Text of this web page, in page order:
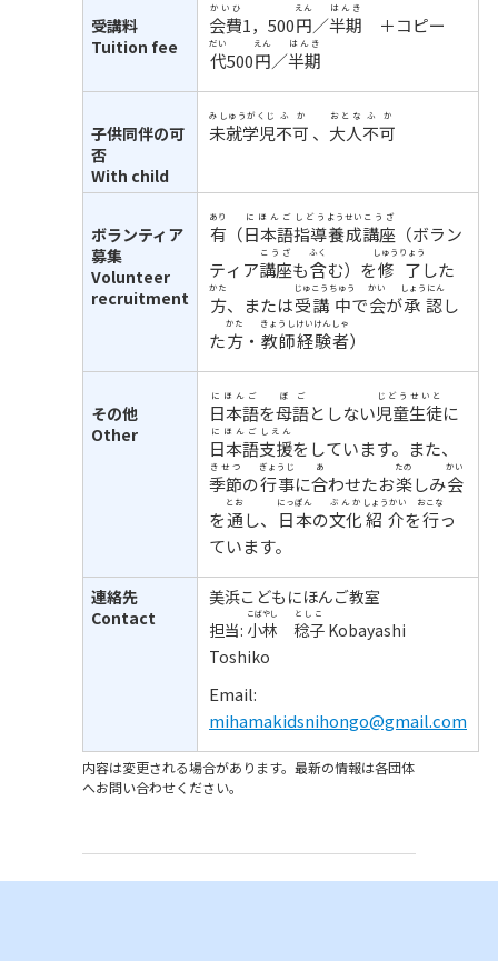
受講料
Tuition fee
会費
かいひ
1，500円
えん
／半期
はんき
＋コピー
代
だい
500円
えん
／半期
はんき
子供同伴の可
否
With child
未就学児
みしゅうがくじ
不可
ふか
、 大人
おとな
不可
ふか
ボランティア
募集
Volunteer
recruitment
有
あり
（日本語
にほんご
指導
しどう
養成
ようせい
講座
こうざ
（ボラン
ティア講座
こうざ
も含
ふく
む）を修了
しゅうりょう
した
方
かた
、または受講
じゅこう
中
ちゅう
で会
かい
が承認
しょうにん
し
た方
かた
・ 教師
きょうし
経験者
けいけんしゃ
）
その他
Other
日本語
にほんご
を母語
ぼご
としない児童生徒
じどうせいと
に
日本語
にほんご
支援
しえん
をしています。また、
季節
きせつ
の行事
ぎょうじ
に合
あ
わせたお楽
たの
しみ会
かい
を通
とお
し、 日本
にっぽん
の文化
ぶんか
紹介
しょうかい
を行
おこな
っ
ています。
連絡先
Contact
美浜こどもにほんご教室
担当: 小林
こばやし
稔子
としこ
Kobayashi
Toshiko
Email:
mihamakidsnihongo@gmail.com
内容は変更される場合があります。最新の情報は各団体
へお問い合わせください。